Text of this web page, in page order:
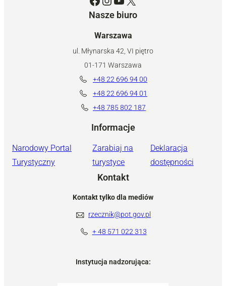
Nasze biuro
Warszawa
ul. Młynarska 42, VI piętro
01-171 Warszawa
+48 22 696 94 00
+48 22 696 94 01
+48 785 802 187
Informacje
Narodowy Portal
Turystyczny
Zarabiaj na
turystyce
Deklaracja
dostępności
Kontakt
Kontakt tylko dla mediów
rzecznik@pot.gov.pl
+ 48 571 022 313
Instytucja nadzorująca: